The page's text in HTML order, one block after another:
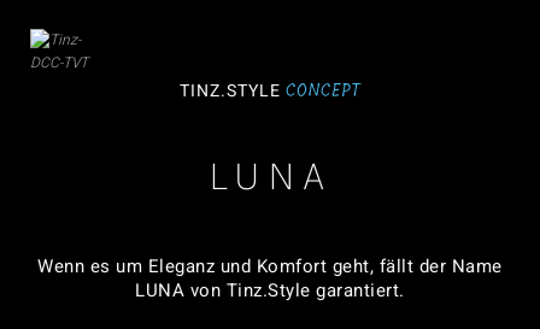
TINZ.STYLE CONCEPT
LUNA
Wenn es um Eleganz und Komfort geht, fällt der Name
LUNA von Tinz.Style garantiert.